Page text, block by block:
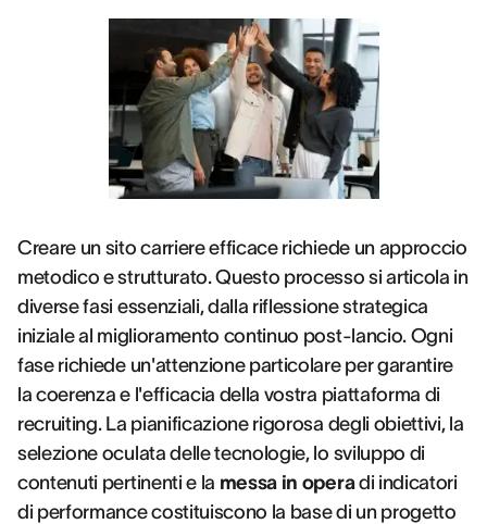
Creare un sito carriere efficace richiede un approccio
metodico e strutturato. Questo processo si articola in
diverse fasi essenziali, dalla riflessione strategica
iniziale al miglioramento continuo post-lancio. Ogni
fase richiede un'attenzione particolare per garantire
la coerenza e l'efficacia della vostra piattaforma di
recruiting. La pianificazione rigorosa degli obiettivi, la
selezione oculata delle tecnologie, lo sviluppo di
contenuti pertinenti e la messa in operadi indicatori
di performance costituiscono la base di un progetto